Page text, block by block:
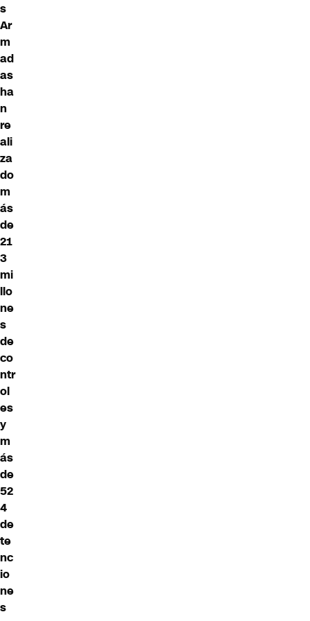
s
Ar
m
ad
as
ha
n
re
ali
za
do
m
ás
de
21
3
mi
llo
ne
s
de
co
ntr
ol
es
y
m
ás
de
52
4
de
te
nc
io
ne
s